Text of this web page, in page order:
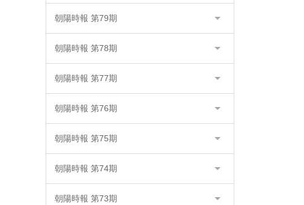
朝陽時報 第79期
朝陽時報 第78期
朝陽時報 第77期
朝陽時報 第76期
朝陽時報 第75期
朝陽時報 第74期
朝陽時報 第73期